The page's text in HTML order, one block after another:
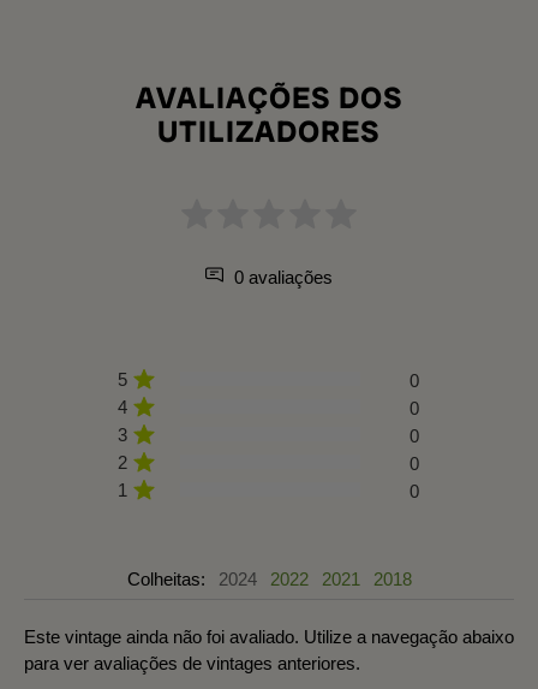
AVALIAÇÕES DOS
UTILIZADORES
0 avaliações
5
0
4
0
3
0
2
0
1
0
Colheitas: 2024 2022 2021 2018
Este vintage ainda não foi avaliado. Utilize a navegação abaixo
para ver avaliações de vintages anteriores.